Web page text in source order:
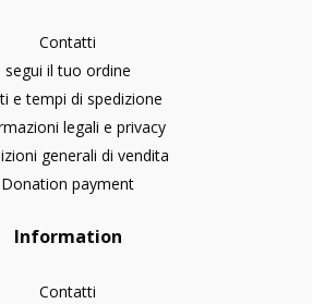
Contatti
segui il tuo ordine
e tempi di spedizione
legali e privacy
generali di vendita
Donation payment
Information
Contatti